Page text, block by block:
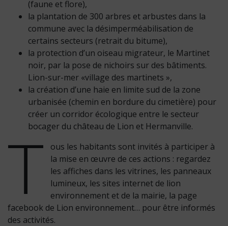
(faune et flore),
la plantation de 300 arbres et arbustes dans la
commune avec la désimperméabilisation de
certains secteurs (retrait du bitume),
la protection d’un oiseau migrateur, le Martinet
noir, par la pose de nichoirs sur des bâtiments.
Lion-sur-mer «village des martinets »,
la création d’une haie en limite sud de la zone
urbanisée (chemin en bordure du cimetière) pour
créer un corridor écologique entre le secteur
bocager du château de Lion et Hermanville.
T
ous les habitants sont invités à participer à
la mise en œuvre de ces actions : regardez
les affiches dans les vitrines, les panneaux
lumineux, les sites internet de lion
environnement et de la mairie, la page
facebook de Lion environnement… pour être informés
des activités.